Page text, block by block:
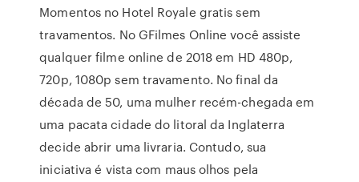
Momentos no Hotel Royale gratis sem
travamentos. No GFilmes Online você assiste
qualquer filme online de 2018 em HD 480p,
720p, 1080p sem travamento. No final da
década de 50, uma mulher recém-chegada em
uma pacata cidade do litoral da Inglaterra
decide abrir uma livraria. Contudo, sua
iniciativa é vista com maus olhos pela